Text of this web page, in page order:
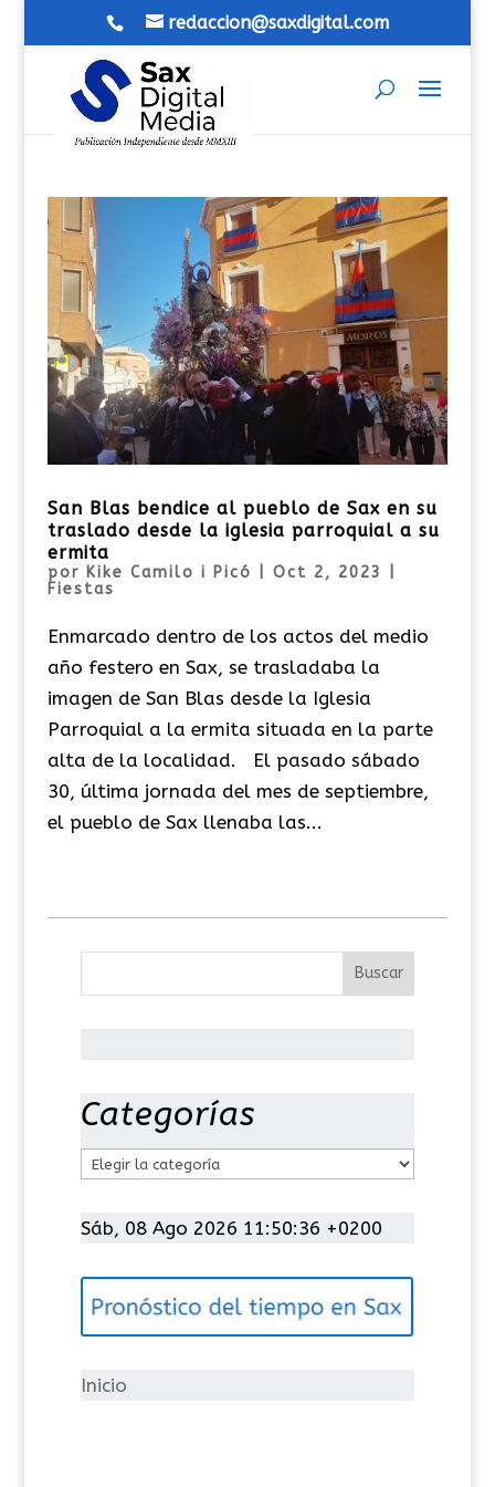
redaccion@saxdigital.com
San Blas bendice al pueblo de Sax en su
traslado desde la iglesia parroquial a su
ermita
por Kike Camilo i Picó Oct 2, 2023
Fiestas
Enmarcado dentro de los actos del medio
año festero en Sax, se trasladaba la
imagen de San Blas desde la Iglesia
Parroquial a la ermita situada en la parte
alta de la localidad. El pasado sábado
30, última jornada del mes de septiembre,
el pueblo de Sax llenaba las...
Categorías
t
g
í
Sáb, 08 Ago 2026 11:50:36 +0200
Inicio